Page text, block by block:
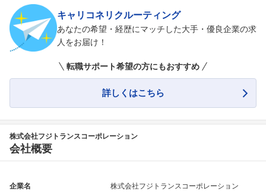
キャリコネリクルーティング
あなたの希望・経歴にマッチした大手・優良企業の求
人をお届け！
転職サポート希望の方にもおすすめ
詳しくはこちら
株式会社フジトランスコーポレーション
会社概要
企業名 株式会社フジトランスコーポレーション